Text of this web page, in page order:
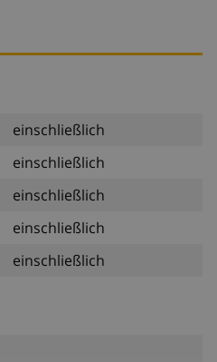
einschließlich
einschließlich
einschließlich
einschließlich
einschließlich